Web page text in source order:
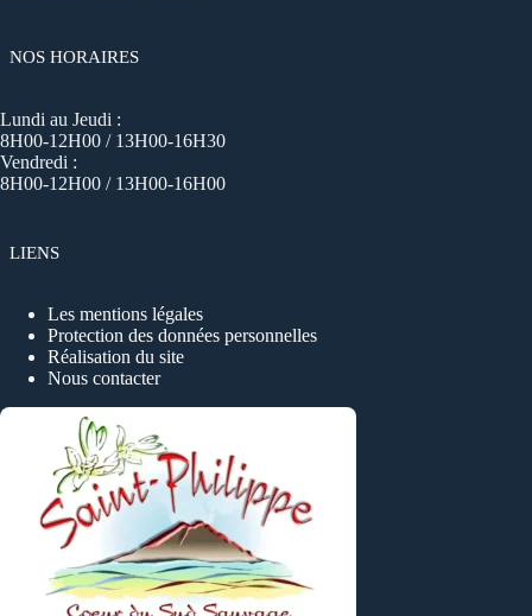
NOS HORAIRES
Lundi au Jeudi :
8H00-12H00 / 13H00-16H30
Vendredi :
8H00-12H00 / 13H00-16H00
LIENS
Les mentions légales
Protection des données personnelles
Réalisation du site
Nous contacter